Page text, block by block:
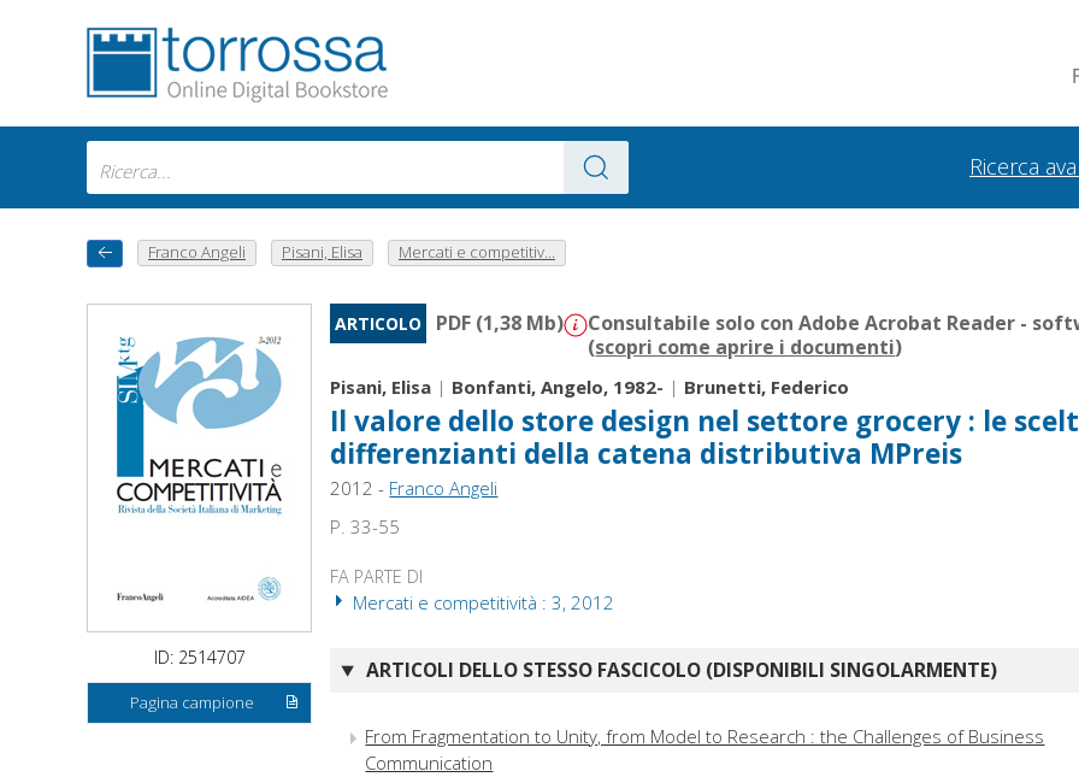
Ricerca
Franco Angeli Pisani, Elisa Mercati e competitiv...
ID: 2514707
Pagina campione
ARTICOLO PDF (1,38 Mb)
Consultabile solo con Adobe Acrobat Reader -
(scopri come aprire i documenti)
Pisani, Elisa | Bonfanti, Angelo, 1982- | Brunetti, Federico
Il valore dello store design nel settore grocery : le
differenzianti della catena distributiva MPreis
2012 - Franco Angeli
P. 33-55
FA PARTE DI
Mercati e competitività : 3, 2012
ARTICOLI DELLO STESSO FASCICOLO (DISPONIBILI SINGOLARMENTE)
From Fragmentation to Unity, from Model to Research : the Challenges of Business
Communication